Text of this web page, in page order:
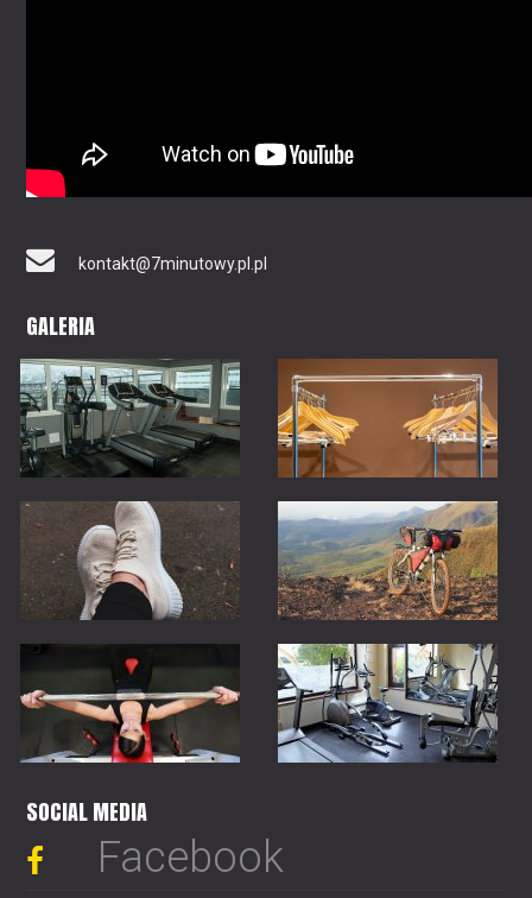
kontakt@7minutowy.pl.pl
GALERIA
SOCIAL MEDIA
Facebook